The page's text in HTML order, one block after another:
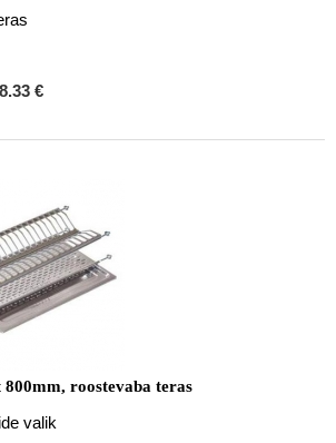
€
800mm, roostevaba teras
valik